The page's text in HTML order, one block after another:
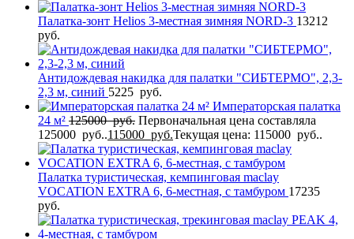
Палатка-зонт Helios 3-местная зимняя NORD-3 13212
руб.
Антидождевая накидка для палатки "СИБТЕРМО", 2,3-
2,3 м, синий 5225 руб.
Императорская палатка
24 м² 125000руб. Первоначальная цена составляла
125000 руб..115000 руб.Текущая цена: 115000 руб..
Палатка туристическая, кемпинговая maclay
VOCATION EXTRA 6, 6-местная, с тамбуром 17235
руб.